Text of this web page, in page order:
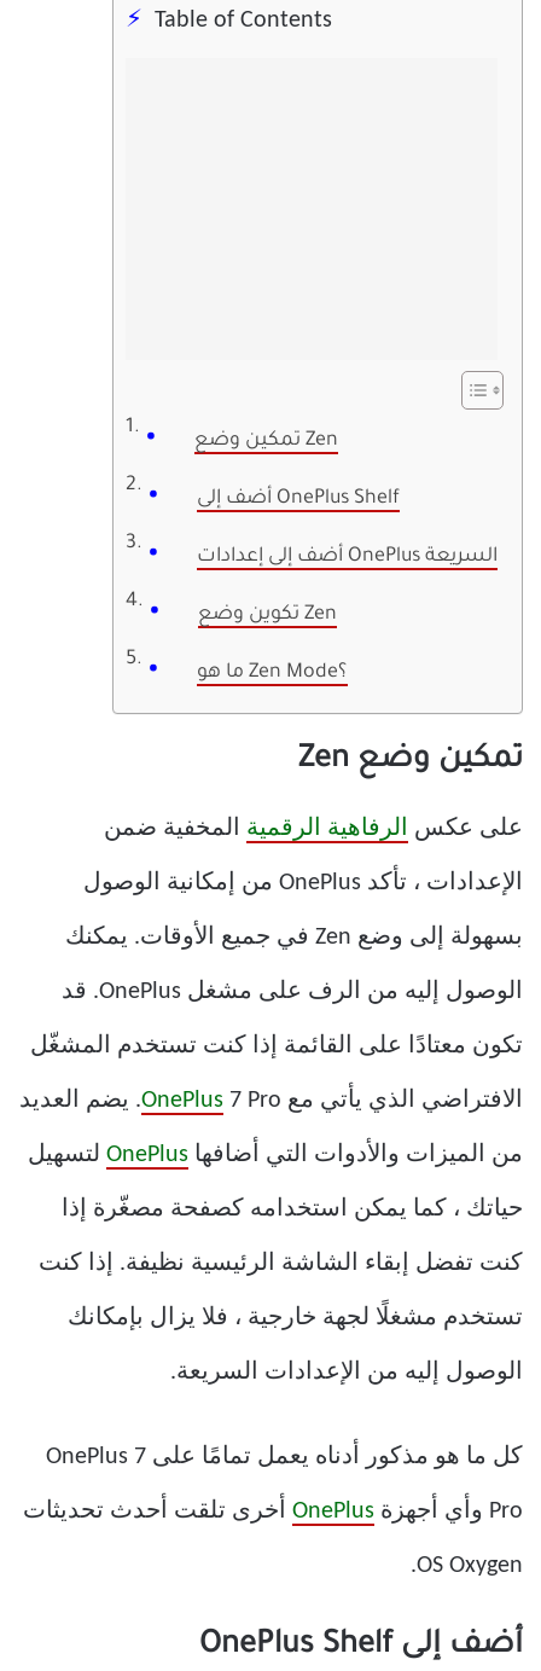
Table of Contents
تمكين وضع Zen
أضف إلى OnePlus Shelf
أضف إلى إعدادات OnePlus السريعة
تكوين وضع Zen
ما هو Zen Mode؟
تمكين وضع Zen
على عكس الرفاهية الرقمية المخفية ضمن
الإعدادات ، تأكد OnePlus من إمكانية الوصول
بسهولة إلى وضع Zen في جميع الأوقات. يمكنك
الوصول إليه من الرف على مشغل OnePlus. قد
تكون معتادًا على القائمة إذا كنت تستخدم المشغّل
الافتراضي الذي يأتي مع OnePlus7 Pro. يضم العديد
من الميزات والأدوات التي أضافها OnePlus لتسهيل
حياتك ، كما يمكن استخدامه كصفحة مصغّرة إذا
كنت تفضل إبقاء الشاشة الرئيسية نظيفة. إذا كنت
تستخدم مشغلًا لجهة خارجية ، فلا يزال بإمكانك
الوصول إليه من الإعدادات السريعة.
كل ما هو مذكور أدناه يعمل تمامًا على OnePlus 7
Pro وأي أجهزة OnePlus أخرى تلقت أحدث تحديثات
OS Oxygen.
أضف إلى OnePlus Shelf